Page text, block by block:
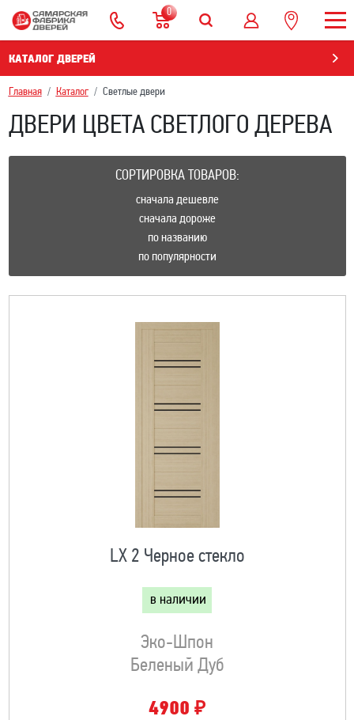
0
КАТАЛОГ ДВЕРЕЙ
Главная Каталог Светлые двери
ДВЕРИ ЦВЕТА СВЕТЛОГО ДЕРЕВА
СОРТИРОВКА ТОВАРОВ:
сначала дешевле
сначала дороже
по названию
по популярности
LX 2 Черное стекло
в наличии
Эко-Шпон
Беленый Дуб
4900 ₽